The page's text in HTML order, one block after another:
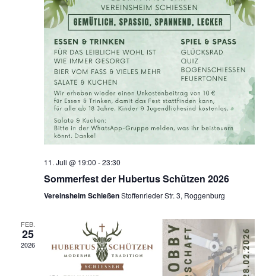
11. Juli @ 19:00 -23:30
Sommerfest der Hubertus Schützen 2026
Vereinsheim SchießenStoffenrieder Str. 3, Roggenburg
FEB.
25
2026